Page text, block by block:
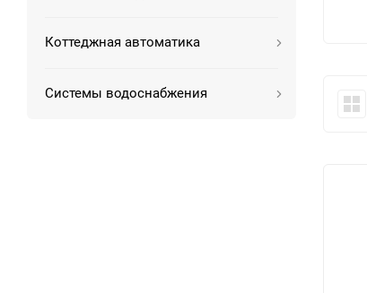
Коттеджная автоматика
Системы водоснабжения